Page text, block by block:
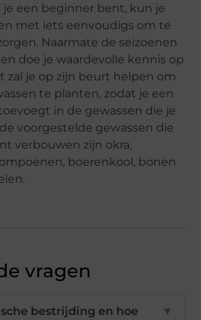
je een beginner bent, kun je
met iets eenvoudigs om te
Naarmate de seizoenen
doe je waardevolle kennis op
zal je op zijn beurt helpen om
te planten, zodat je een
in de gewassen die je
voorgestelde gewassen die
verbouwen zijn okra,
boerenkool, bonen
vragen
bestrijding en hoe
▼